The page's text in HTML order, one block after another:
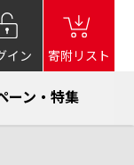
イン 寄附リスト
ーン・特集